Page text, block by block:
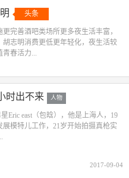
头条
完善酒吧类场所更多夜生活丰富，
胡志明消费更低更年轻化，夜生活较
青春活力...
时出不来 人物
Eric east（包晗），他是上海人，19
展模特儿工作，21岁开始拍摄真枪实
2017-09-04